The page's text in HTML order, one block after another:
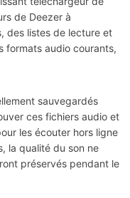
de Deezer à
des listes de lecture et
formats audio courants,
sauvegardés
ces fichiers audio et
les écouter hors ligne
la qualité du son ne
préservés pendant le